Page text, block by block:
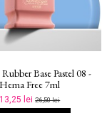
Base Pastel 08 -
Hema Free 7ml
13,25 lei26,50 lei